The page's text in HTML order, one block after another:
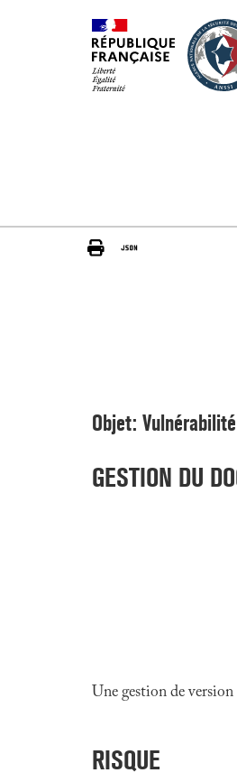
Objet:
GESTION DU
Une gestion de
RISQUE